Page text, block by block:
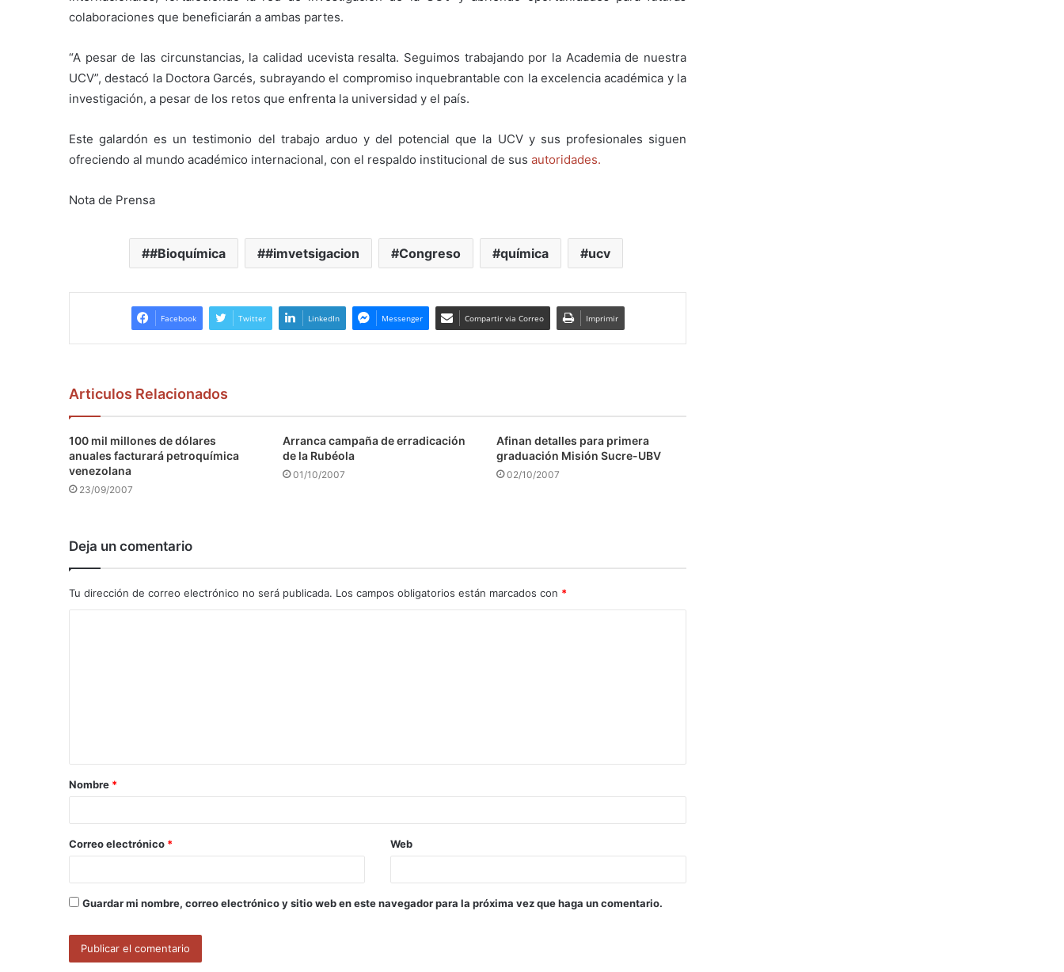
colaboraciones que beneficiarán a ambas partes.
“A pesar de las circunstancias, la calidad ucevista resalta. Seguimos trabajando por la Academia de nuestra
UCV”, destacó la Doctora Garcés, subrayando el compromiso inquebrantable con la excelencia académica y la
investigación, a pesar de los retos que enfrenta la universidad y el país.
Este galardón es un testimonio del trabajo arduo y del potencial que la UCV y sus profesionales siguen
ofreciendo al mundo académico internacional, con el respaldo institucional de sus autoridades.
Nota de Prensa
#Bioquímica #imvetsigacion Congreso química ucv
Facebook Twitter LinkedIn Messenger Compartir via Correo Imprimir
Articulos Relacionados
100 mil millones de dólares
anuales facturará petroquímica
venezolana
23/09/2007
Arranca campaña de erradicación
de la Rubéola
01/10/2007
Afinan detalles para primera
graduación Misión Sucre-UBV
02/10/2007
Deja un comentario
Tu dirección de correo electrónico no será publicada. Los campos obligatorios están marcados con *
a
r
*
Nombre *
Correo electrónico * Web
Guardar mi nombre, correo electrónico y sitio web en este navegador para la próxima vez que haga un comentario.